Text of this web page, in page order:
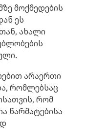
მოქმედების
ეს
ახალი
არაერთი
რომლებსაც
რომ
წარმატებისა